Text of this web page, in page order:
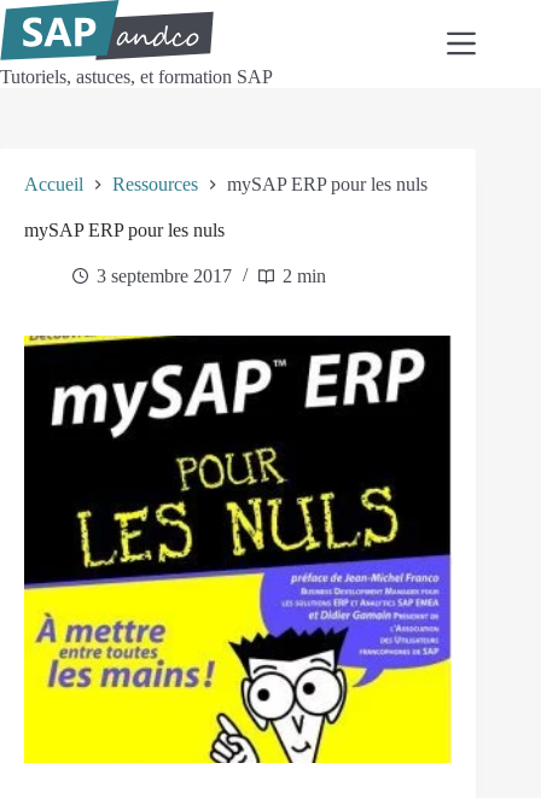
Passer
au
contenu
Tutoriels, astuces, et formation SAP
Accueil Ressources mySAP ERP pour les nuls
mySAP ERP pour les nuls
3 septembre 2017 2 min